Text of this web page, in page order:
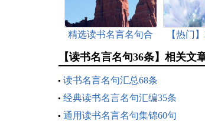
精选读书名言名句合
【热门
【读书名言名句36条】相关文
读书名言名句汇总68条
经典读书名言名句汇编35条
通用读书名言名句集锦60句